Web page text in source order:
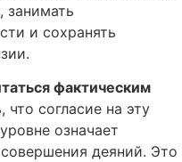
занимать
и сохранять
фактическим
что согласие на эту
означает
деяний. Это